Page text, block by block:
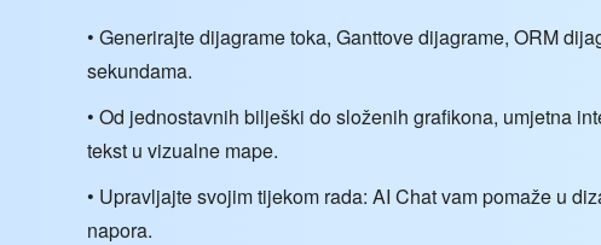
• Generirajte dijagrame toka, Ganttove dijagrame, ORM
sekundama.
• Od jednostavnih bilješki do složenih grafikona, umjetna
tekst u vizualne mape.
• Upravljajte svojim tijekom rada: AI Chat vam pomaže u
napora.